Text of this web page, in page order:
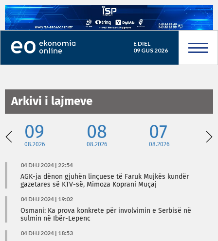
E DIEL
09 GUS 2026
Arkivi i lajmeve
09
08.2026
08
08.2026
07
08.2026
04 DHJ 2024 | 22:54
AGK-ja dënon gjuhën linçuese të Faruk Mujkës kundër
gazetares së KTV-së, Mimoza Koprani Muçaj
04 DHJ 2024 | 19:02
Osmani: Ka prova konkrete për involvimin e Serbisë në
sulmin në Ibër-Lepenc
04 DHJ 2024 | 18:53